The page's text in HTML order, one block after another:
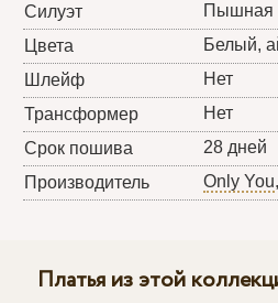
Силуэт
Пышная
Цвета
Белый,
Шлейф
Нет
Трансформер
Нет
Срок пошива
28 дней
Производитель
Only You
Платья из этой